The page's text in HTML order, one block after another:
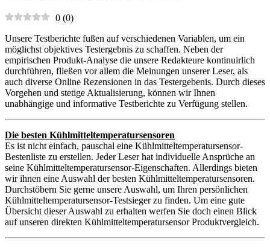
0 (0)
Unsere Testberichte fußen auf verschiedenen Variablen, um ein
möglichst objektives Testergebnis zu schaffen. Neben der
empirischen Produkt-Analyse die unsere Redakteure kontinuirlich
durchführen, fließen vor allem die Meinungen unserer Leser, als
auch diverse Online Rezensionen in das Testergebenis. Durch dieses
Vorgehen und stetige Aktualisierung, können wir Ihnen
unabhängige und informative Testberichte zu Verfügung stellen.
Die besten Kühlmitteltemperatursensoren
Es ist nicht einfach, pauschal eine Kühlmitteltemperatursensor-
Bestenliste zu erstellen. Jeder Leser hat individuelle Ansprüche an
seine Kühlmitteltemperatursensor-Eigenschaften. Allerdings bieten
wir ihnen eine Auswahl der besten Kühlmitteltemperatursensoren.
Durchstöbern Sie gerne unsere Auswahl, um Ihren persönlichen
Kühlmitteltemperatursensor-Testsieger zu finden. Um eine gute
Übersicht dieser Auswahl zu erhalten werfen Sie doch einen Blick
auf unseren direkten Kühlmitteltemperatursensor Produktvergleich.